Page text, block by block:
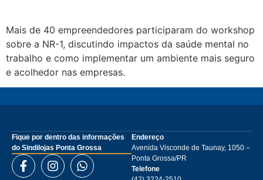
Mais de 40 empreendedores participaram do workshop
sobre a NR-1, discutindo impactos da saúde mental no
trabalho e como implementar um ambiente mais seguro
e acolhedor nas empresas.
Fique por dentro das informações
do Sindilojas Ponta Grossa
Endereço
Avenida Visconde de Taunay, 1050 –
Ponta Grossa/PR
Telefone